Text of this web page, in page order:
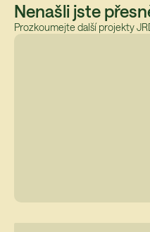
Nenašli jste
Prozkoumejte další projekty